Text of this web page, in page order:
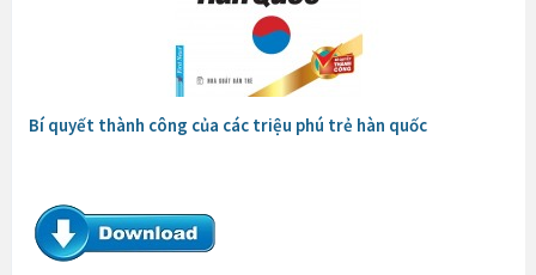
Bí quyết thành công của các triệu phú trẻ hàn quốc